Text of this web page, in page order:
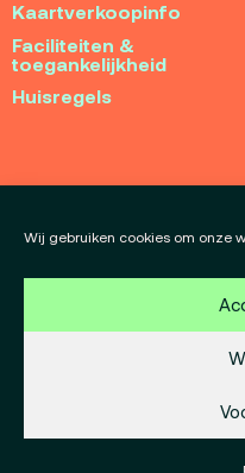
Wij gebruiken cookies om onze
Kaartverkoopinfo
Faciliteiten &
toegankelijkheid
Huisregels
Contact
Team